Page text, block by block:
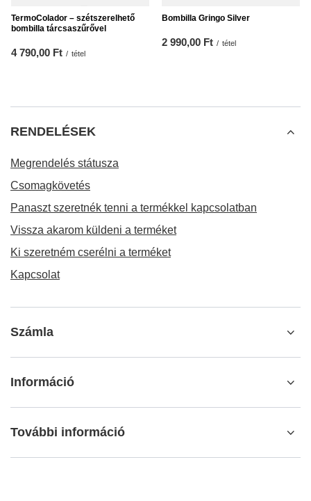
TermoColador – szétszerelhető
bombilla tárcsaszűrővel
4 790,00 Ft / tétel
Bombilla Gringo Silver
2 990,00 Ft / tétel
RENDELÉSEK
Megrendelés státusza
Csomagkövetés
Panaszt szeretnék tenni a termékkel kapcsolatban
Vissza akarom küldeni a terméket
Ki szeretném cserélni a terméket
Kapcsolat
Számla
Információ
További információ